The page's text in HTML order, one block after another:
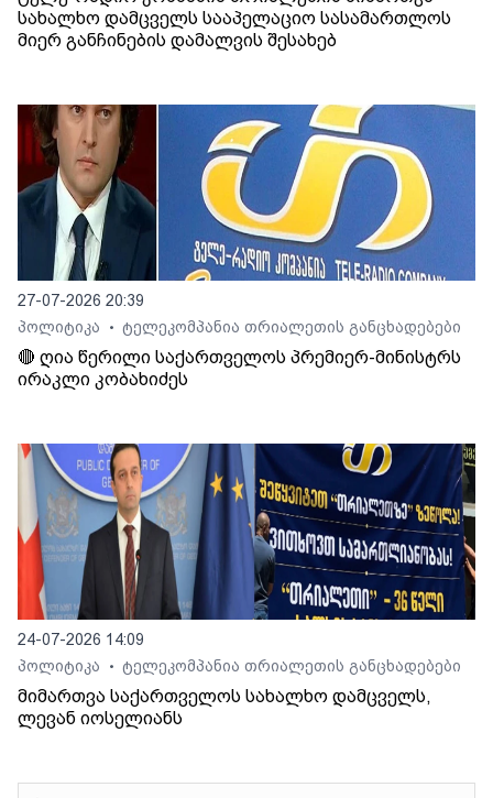
სახალხო დამცველს სააპელაციო სასამართლოს
მიერ განჩინების დამალვის შესახებ
27-07-2026 20:39
პოლიტიკა
• ტელეკომპანია თრიალეთის განცხადებები
🔴 ღია წერილი საქართველოს პრემიერ-მინისტრს
ირაკლი კობახიძეს
24-07-2026 14:09
პოლიტიკა
• ტელეკომპანია თრიალეთის განცხადებები
მიმართვა საქართველოს სახალხო დამცველს,
ლევან იოსელიანს